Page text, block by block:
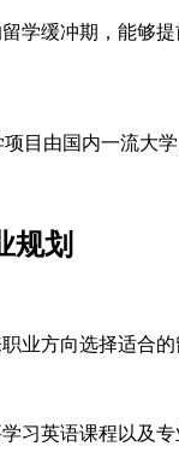
学缓冲期，能够
项目由国内一流大
规划
业方向选择适合
习英语课程以及